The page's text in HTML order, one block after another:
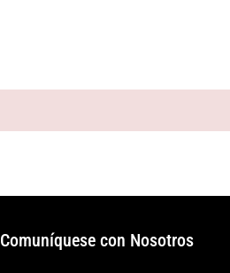
Comuníquese con Nosotros